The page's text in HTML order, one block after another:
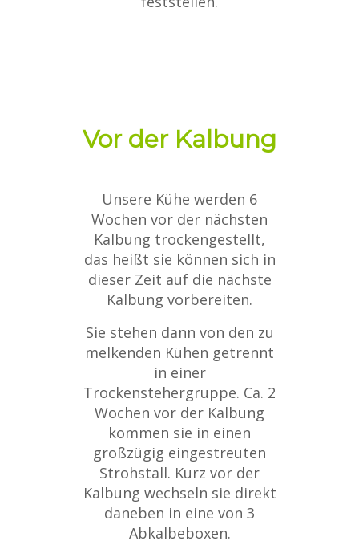
Vor der Kalbung
Unsere Kühe werden 6
Wochen vor der nächsten
Kalbung trockengestellt,
das heißt sie können sich in
dieser Zeit auf die nächste
Kalbung vorbereiten.
Sie stehen dann von den zu
melkenden Kühen getrennt
in einer
Trockenstehergruppe. Ca. 2
Wochen vor der Kalbung
kommen sie in einen
großzügig eingestreuten
Strohstall. Kurz vor der
Kalbung wechseln sie direkt
daneben in eine von 3
Abkalbeboxen.